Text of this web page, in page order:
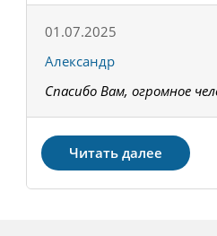
01.07.2025
Александр
Спасибо Вам, огромное
Читать далее